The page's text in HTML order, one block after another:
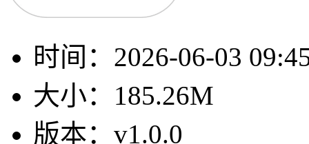
时间： 2026-06-03
大小： 185.26M
版本： v1.0.0